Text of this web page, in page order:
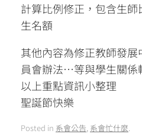
計算比例修正，包含生
生名額
其他內容為修正教師發
員會辦法…等與學生關係
以上重點資訊小整理
聖誕節快樂
Posted in 系會公告 系會忙什麼